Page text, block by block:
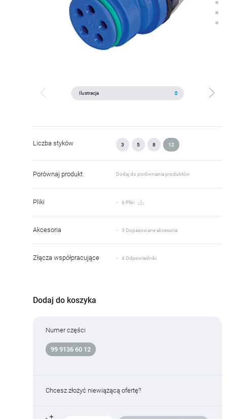
Liczba styków 3 5 8 12
Porównaj produkt Dodaj do porównania produktów
Pliki 6 Pliki
Akcesoria 3 Dopasowane akcesoria
Złącza współpracujące 4 Odpowiedniki
Dodaj do koszyka
Numer części
99 9136 60 12
Chcesz złożyć niewiążącą ofertę?